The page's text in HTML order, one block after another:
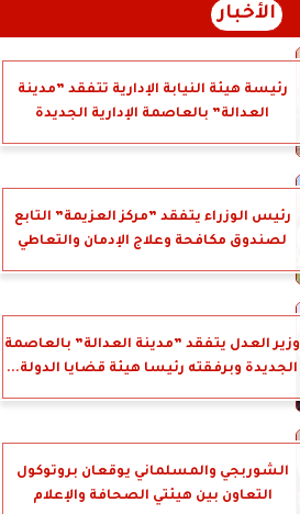
الأخبار
رئيسة هيئة النيابة الإدارية تتفقد ”مدينة
العدالة” بالعاصمة الإدارية الجديدة
رئيس الوزراء يتفقد ”مركز العزيمة” التابع
لصندوق مكافحة وعلاج الإدمان والتعاطي
وزير العدل يتفقد ”مدينة العدالة” بالعاصمة
الجديدة وبرفقته رئيسا هيئة قضايا الدولة...
الشوربجي والمسلماني يوقعان بروتوكول
التعاون بين هيئتي الصحافة والإعلام